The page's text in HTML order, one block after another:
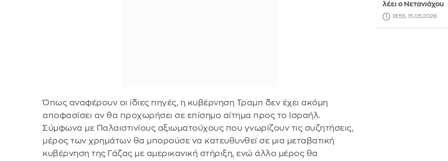
Όπως αναφέρουν οι ίδιες πηγές, η κυβέρνηση Τραμπ δεν έχει ακόμη
αποφασίσει αν θα προχωρήσει σε επίσημο αίτημα προς το Ισραήλ.
Σύμφωνα με Παλαιστινίους αξιωματούχους που γνωρίζουν τις συζητήσεις,
μέρος των χρημάτων θα μπορούσε να κατευθυνθεί σε μια μεταβατική
κυβέρνηση της Γάζας με αμερικανική στήριξη, ενώ άλλο μέρος θα
λέει ο Νετανιάχου
18:55, 15.05.2026